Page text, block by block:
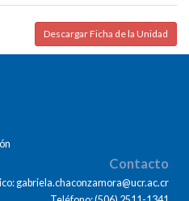
Descargar Ficha de la Unidad
Contacto
gabriela.chaconzamora@ucr.ac.cr